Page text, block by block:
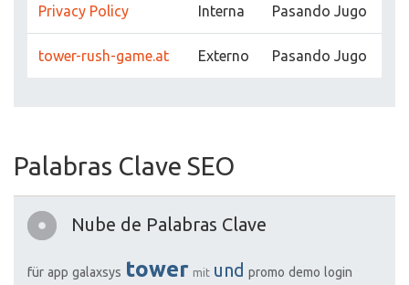
Privacy Policy Interna Pasando Jugo
tower-rush-game.at Externo Pasando Jugo
Palabras Clave SEO
Nube de Palabras Clave
für app galaxsys tower mit und promo demo login